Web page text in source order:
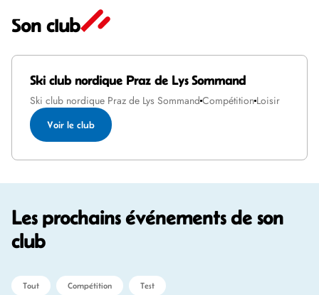
Son club
Ski club nordique Praz de Lys Sommand
Ski club nordique Praz de Lys Sommand Compétition Loisir
Voir le club
Les prochains événements de son
club
Tout Compétition Test